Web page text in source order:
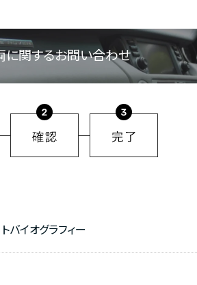
に関するお問い合わせ
バイオグラフィー